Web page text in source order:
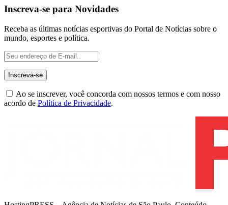
Inscreva-se para Novidades
Receba as últimas notícias esportivas do Portal de Notícias sobre o
mundo, esportes e política.
Ao se inscrever, você concorda com nossos termos e com nosso
acordo de Política de Privacidade.